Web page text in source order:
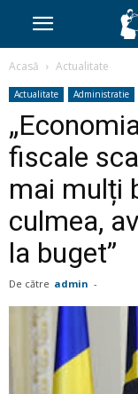
Acasă Actualitate
Actualitate Administratie
fiscale
mai mulți
culmea,
la buget”
De către admin -